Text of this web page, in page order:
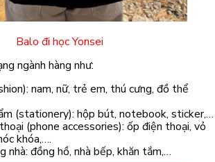
Balo đi học Yonsei
ngành hàng như:
nam, nữ, trẻ em, thú cưng, đồ thể
(stationery): hộp bút, notebook, sticker,…
(phone accessories): ốp điện thoại, vỏ
khóa,….
nhà: đồng hồ, nhà bếp, khăn tắm,…